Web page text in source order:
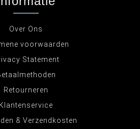
Over Ons
voorwaarden
Statement
Retourneren
Klantenservice
& Verzendkosten